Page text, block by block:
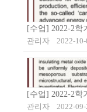
[수업] 2022-2학
관리자
2022-10-
[수업] 2022-2학
관리자
2022-09-